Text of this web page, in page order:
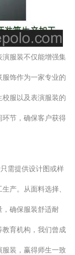
服装不仅能增强集
饰作为一家专业的
服以及表演服装的
节，确保客户获得
需提供设计图或样
产。从面料选择、
，确保服装舒适耐
教育机构，我们曾成
装，赢得师生一致